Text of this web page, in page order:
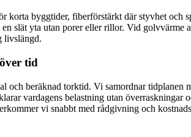
korta byggtider, fiberförstärkt där styvhet
slät yta utan porer eller rillor. Vid
livslängd.
tid
och beräknad torktid. Vi samordnar
vardagens belastning utan
vi snabbt med rådgivning och